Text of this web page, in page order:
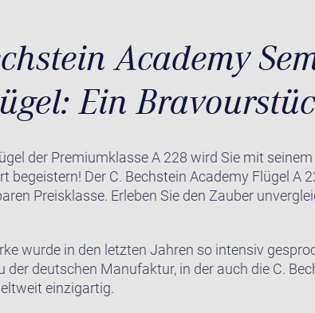
Academy
Ein
der Premiumklasse A 228 wird Sie mit
begeistern! Der C. Bechstein Academy Flügel A
Preisklasse. Erleben Sie den Zauber
wurde in den letzten Jahren so intensiv
der deutschen Manufaktur, in der auch die C.
einzigartig.